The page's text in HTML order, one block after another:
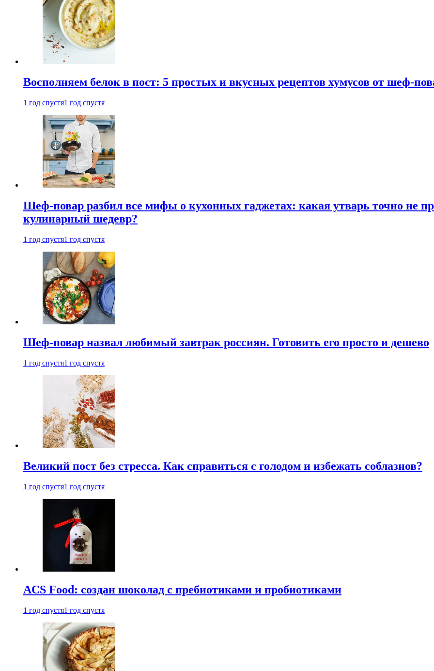
Восполняем белок в пост: 5 простых и вкусных рецептов хумусов от шеф-
1 год спустя1 год спустя
Шеф-повар разбил все мифы о кухонных гаджетах: какая утварь точно не
кулинарный шедевр?
1 год спустя1 год спустя
Шеф-повар назвал любимый завтрак россиян. Готовить его просто и дешево
1 год спустя1 год спустя
Великий пост без стресса. Как справиться с голодом и избежать соблазнов?
1 год спустя1 год спустя
ACS Food: создан шоколад с пребиотиками и пробиотиками
1 год спустя1 год спустя